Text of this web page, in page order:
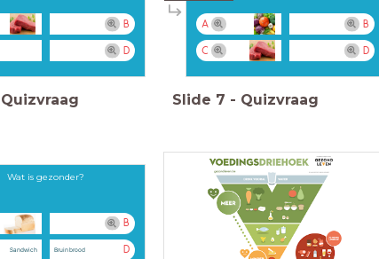
B
D
Quizvraag
A B
C D
Slide 7 - Quizvraag
Wat is gezonder?
B
Sandwich D
Bruin brood